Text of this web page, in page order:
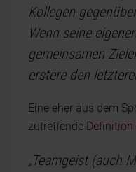
Kollegen
Wenn seine
gemeinsamen
erstere den
Eine eher aus dem
zutreffende
„Teamgeist (auch